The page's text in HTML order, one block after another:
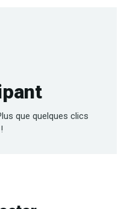
que quelques clics